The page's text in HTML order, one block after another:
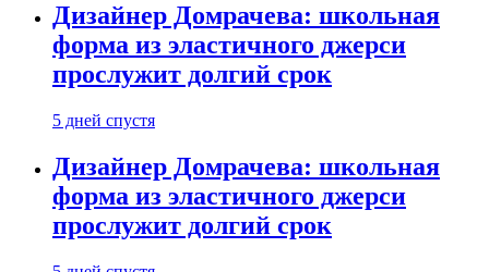
Дизайнер Домрачева: школьная
форма из эластичного джерси
прослужит долгий срок
5 дней спустя
Дизайнер Домрачева: школьная
форма из эластичного джерси
прослужит долгий срок